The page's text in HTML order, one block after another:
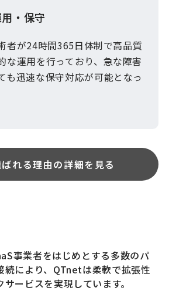
・保守
者が24時間365日体制で高品質
な運用を行っており、急な障害
も迅速な保守対応が可能となっ
れる理由の詳細を見る
事業者をはじめとする多数のパ
続により、QTnetは柔軟で拡張性
ービスを実現しています。